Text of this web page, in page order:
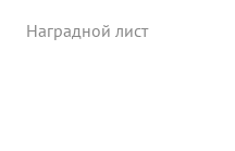
Наградной лист